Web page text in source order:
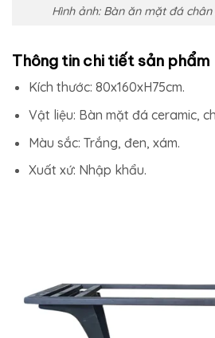
Hình ảnh: Bàn ăn mặt đá
Thông tin chi tiết sản phẩm
Kích thước: 80x160xH75cm.
Vật liệu: Bàn mặt đá ceramic,
Màu sắc: Trắng, đen, xám.
Xuất xứ: Nhập khẩu.